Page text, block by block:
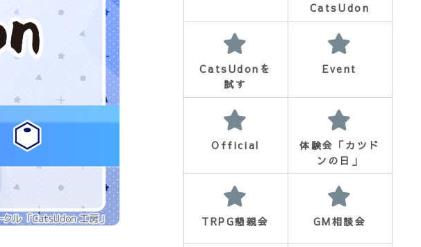
CatsUdon
CatsUdonを
試す
Event
Official
体験会「カツド
ンの日」
TRPG懇親会 GM相談会